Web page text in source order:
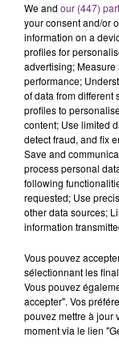
TEMPER
Self
We and our (447)
your consent and/or
information on a
profiles for
advertising;
performance;
of data from different
profiles to
content; Use limited
detect fraud, and fix
Save and
process personal
following
requested; Use
other data sources;
information
Vous pouvez
sélectionnant les
Vous pouvez
accepter". Vos
pouvez mettre à jour
moment via le lien